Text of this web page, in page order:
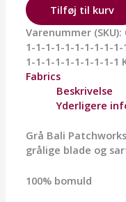
Tilføj til kurv
Varenummer (SKU):
1-1-1-1-1-1-1-1-1-
1-1-1-1-1-1-1-1-1-1
Fabrics
Beskrivelse
Yderligere
Grå Bali
grålige blade og
100% bomuld